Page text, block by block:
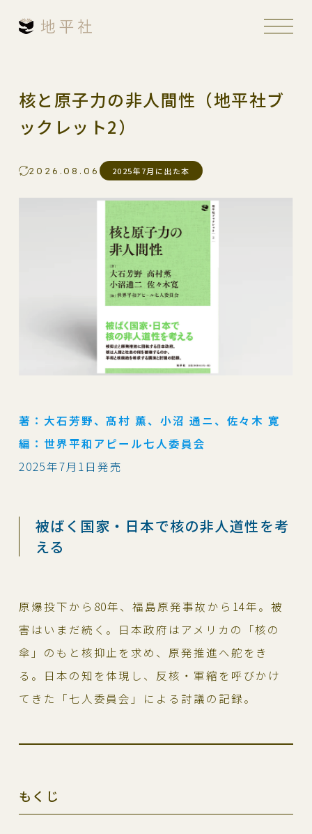
核と原子力の非人間性（地平社ブ
ックレット2）
2026.08.06 2025年7月に出た本
著：大石芳野、髙村 薫、小沼 通ニ、佐々木 寛
編：世界平和アピール七人委員会
2025年7月1日発売
被ばく国家・日本で核の非人道性を考
える
原爆投下から80年、福島原発事故から14年。被
害はいまだ続く。日本政府はアメリカの「核の
傘」のもと核抑止を求め、原発推進へ舵をき
る。日本の知を体現し、反核・軍縮を呼びかけ
てきた「七人委員会」による討議の記録。
もくじ